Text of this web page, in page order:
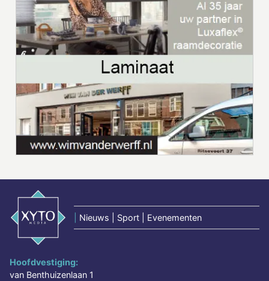
Nieuws | Sport | Evenementen
Hoofdvestiging:
van Benthuizenlaan 1